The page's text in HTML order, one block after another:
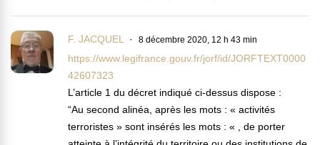
F. JACQUEL 8 décembre 2020, 12 h 43 min
https://www.legifrance.gouv.fr/jorf/id/JORFTEXT0000
42607323
L’article 1 du décret indiqué ci-dessus dispose :
“Au second alinéa, après les mots : « activités
terroristes » sont insérés les mots : « , de porter